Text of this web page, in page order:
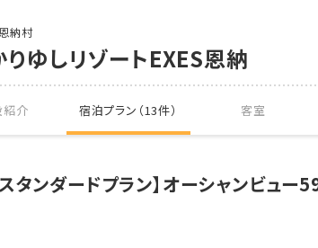
納村
ゆしリゾートEXES恩納
紹介 宿泊プラン（13件） 客室
スタンダードプラン】オーシャンビュ